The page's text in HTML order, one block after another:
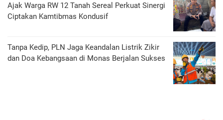
Ajak Warga RW 12 Tanah Sereal Perkuat Sinergi
Ciptakan Kamtibmas Kondusif
Tanpa Kedip, PLN Jaga Keandalan Listrik Zikir
dan Doa Kebangsaan di Monas Berjalan Sukses